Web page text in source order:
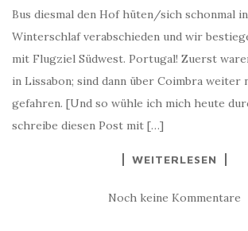
Bus diesmal den Hof hüten/sich schonmal
Winterschlaf verabschieden und wir
mit Flugziel Südwest. Portugal! Zuerst
in Lissabon; sind dann über Coimbra weiter
gefahren. [Und so wühle ich mich heute
schreibe diesen Post mit […]
WEITERLESEN
Noch keine Kommentare